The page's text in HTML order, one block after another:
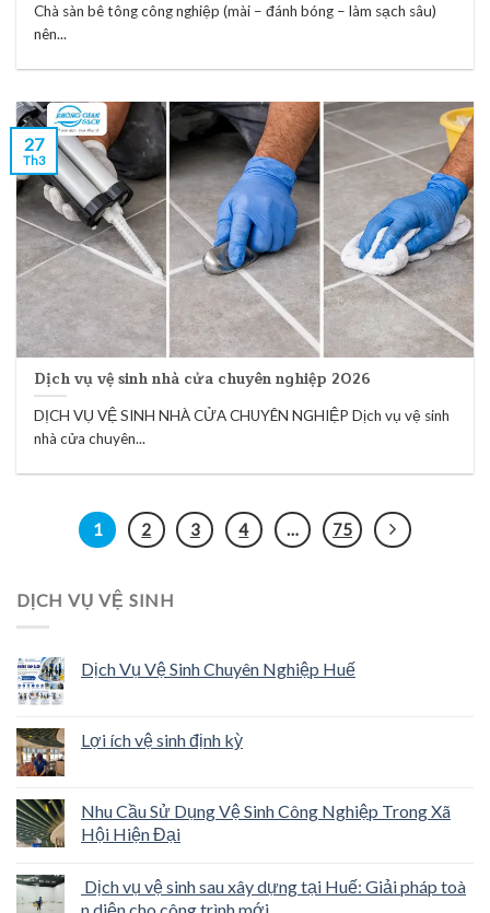
Chà sàn bê tông công nghiệp (mài – đánh bóng – làm sạch sâu)
nên...
Dịch vụ vệ sinh nhà cửa chuyên nghiệp 2026
DỊCH VỤ VỆ SINH NHÀ CỬA CHUYÊN NGHIỆP Dịch vụ vệ sinh
nhà cửa chuyên...
27
Th3
1 2 3 4 … 75
DỊCH VỤ VỆ SINH
Dịch Vụ Vệ Sinh Chuyên Nghiệp Huế
Lợi ích vệ sinh định kỳ
Nhu Cầu Sử Dụng Vệ Sinh Công Nghiệp Trong Xã
Hội Hiện Đại
Dịch vụ vệ sinh sau xây dựng tại Huế: Giải pháp toà